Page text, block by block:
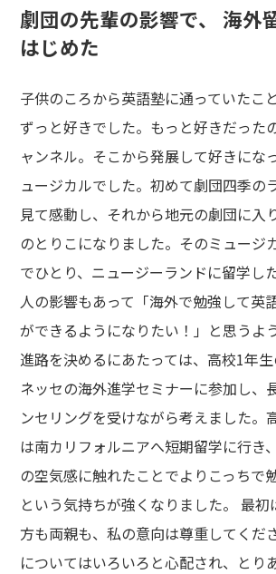
劇団の先輩の影響で、 海外
はじめた
子供のころから英語塾に通っていたこ
ずっと好きでした。もっと好きだった
ャンネル。そこから発展して好きにな
ュージカルでした。初めて劇団四季の
見て感動し、それから地元の劇団に入
のとりこになりました。そのミュージ
でひとり、ニュージーランドに留学し
人の影響もあって「海外で勉強して英
ができるようになりたい！」と思うよ
進路を決めるにあたっては、高校1年
ネッセの海外進学セミナーに参加し、
ンセリングを受けながら考えました。
は南カリフォルニアへ短期留学に行き
の空気感に触れたことでよりこっちで
という気持ちが強くなりました。 最初
方も両親も、私の意向は尊重してくだ
についてはいろいろと心配され、とり